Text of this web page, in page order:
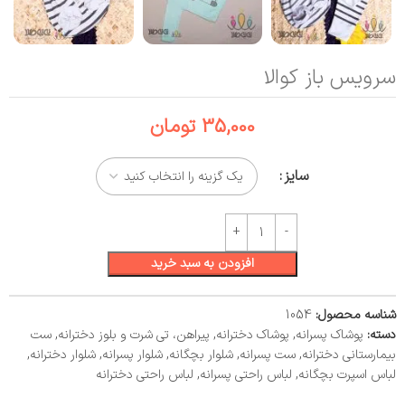
سرویس باز کوالا
35,000 تومان
سایز
افزودن به سبد خرید
شناسه محصول: 1054
دسته: پوشاک پسرانه, پوشاک دخترانه, پیراهن، تی شرت و بلوز دخترانه,ست
بیمارستانی دخترانه,ست پسرانه,شلوار بچگانه,شلوار پسرانه,شلوار دخترانه,
لباس اسپرت بچگانه, لباس راحتی پسرانه, لباس راحتی دخترانه